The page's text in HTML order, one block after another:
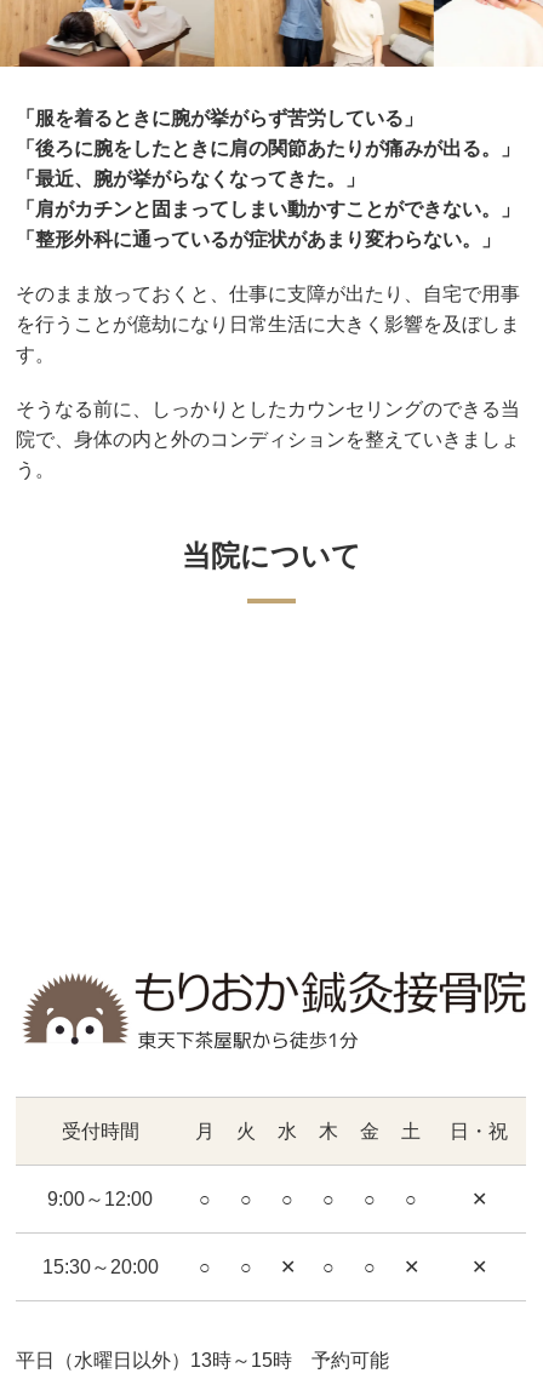
「服を着るときに腕が挙がらず苦労している 」
「後ろに腕をしたときに肩の関節あたりが痛みが出る。」
「最近、腕が挙がらなくなってきた。
」
「肩がカチンと固まってしまい動かすことができない。
」
「整形外科に通っているが症状があまり変わらない。」
そのまま放っておくと、仕事に支障が出たり、自宅で用事
を行うことが億劫になり日常生活に大きく影響を及ぼしま
す。
そうなる前に、しっかりとしたカウンセリングのできる当
院で、身体の内と外のコンディションを整えていきましょ
う。
当院について
受付時間 月 火 水 木 金 土 日・祝
9:00～12:00 ○ ○ ○ ○ ○ ○ ✕
15:30～20:00 ○ ○ ✕ ○ ○ ✕ ✕
平日（水曜日以外）13時～15時 予約可能